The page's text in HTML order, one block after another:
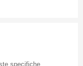
specifiche